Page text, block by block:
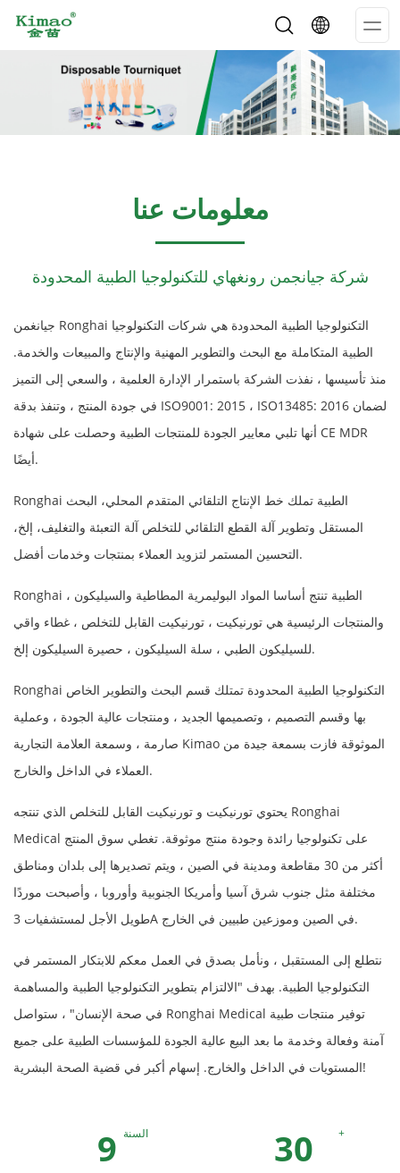
معلومات عنا
شركة جيانجمن رونغهاي للتكنولوجيا الطبية المحدودة
جيانغمن Ronghai التكنولوجيا الطبية المحدودة هي شركات التكنولوجيا
الطبية المتكاملة مع البحث والتطوير المهنية والإنتاج والمبيعات والخدمة.
منذ تأسيسها ، نفذت الشركة باستمرار الإدارة العلمية ، والسعي إلى التميز
في جودة المنتج ، وتنفذ بدقة ISO9001: 2015 ، ISO13485: 2016 لضمان
أنها تلبي معايير الجودة للمنتجات الطبية وحصلت على شهادة CE MDR
أيضًا.
Ronghai الطبية تملك خط الإنتاج التلقائي المتقدم المحلي، البحث
المستقل وتطوير آلة القطع التلقائي للتخلص آلة التعبئة والتغليف، إلخ،
التحسين المستمر لتزويد العملاء بمنتجات وخدمات أفضل.
Ronghai الطبية تنتج أساسا المواد البوليمرية المطاطية والسيليكون ،
والمنتجات الرئيسية هي تورنيكيت ، تورنيكيت القابل للتخلص ، غطاء واقي
للسيليكون الطبي ، سلة السيليكون ، حصيرة السيليكون إلخ.
Ronghai التكنولوجيا الطبية المحدودة تمتلك قسم البحث والتطوير الخاص
بها وقسم التصميم ، وتصميمها الجديد ، ومنتجات عالية الجودة ، وعملية
صارمة ، وسمعة العلامة التجارية Kimao الموثوقة فازت بسمعة جيدة من
العملاء في الداخل والخارج.
يحتوي تورنيكيت و تورنيكيت القابل للتخلص الذي تنتجه Ronghai
Medical على تكنولوجيا رائدة وجودة منتج موثوقة. تغطي سوق المنتج
أكثر من 30 مقاطعة ومدينة في الصين ، ويتم تصديرها إلى بلدان ومناطق
مختلفة مثل جنوب شرق آسيا وأمريكا الجنوبية وأوروبا ، وأصبحت موردًا
طويل الأجل لمستشفيات 3A في الصين وموزعين طبيين في الخارج.
نتطلع إلى المستقبل ، ونأمل بصدق في العمل معكم للابتكار المستمر في
التكنولوجيا الطبية. بهدف "الالتزام بتطوير التكنولوجيا الطبية والمساهمة
في صحة الإنسان" ، ستواصل Ronghai Medical توفير منتجات طبية
آمنة وفعالة وخدمة ما بعد البيع عالية الجودة للمؤسسات الطبية على جميع
المستويات في الداخل والخارج. إسهام أكبر في قضية الصحة البشرية!
السنة 9 +
30